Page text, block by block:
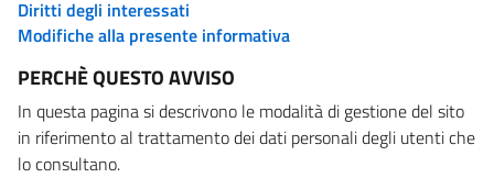
Diritti degli interessati
Modifiche alla presente informativa
PERCHÈ QUESTO AVVISO
In questa pagina si descrivono le modalità di gestione del sito
in riferimento al trattamento dei dati personali degli utenti che
lo consultano.